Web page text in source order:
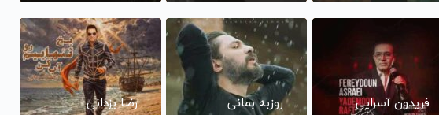
فریدون آسرایی روزبه بمانی رضا یزدانی